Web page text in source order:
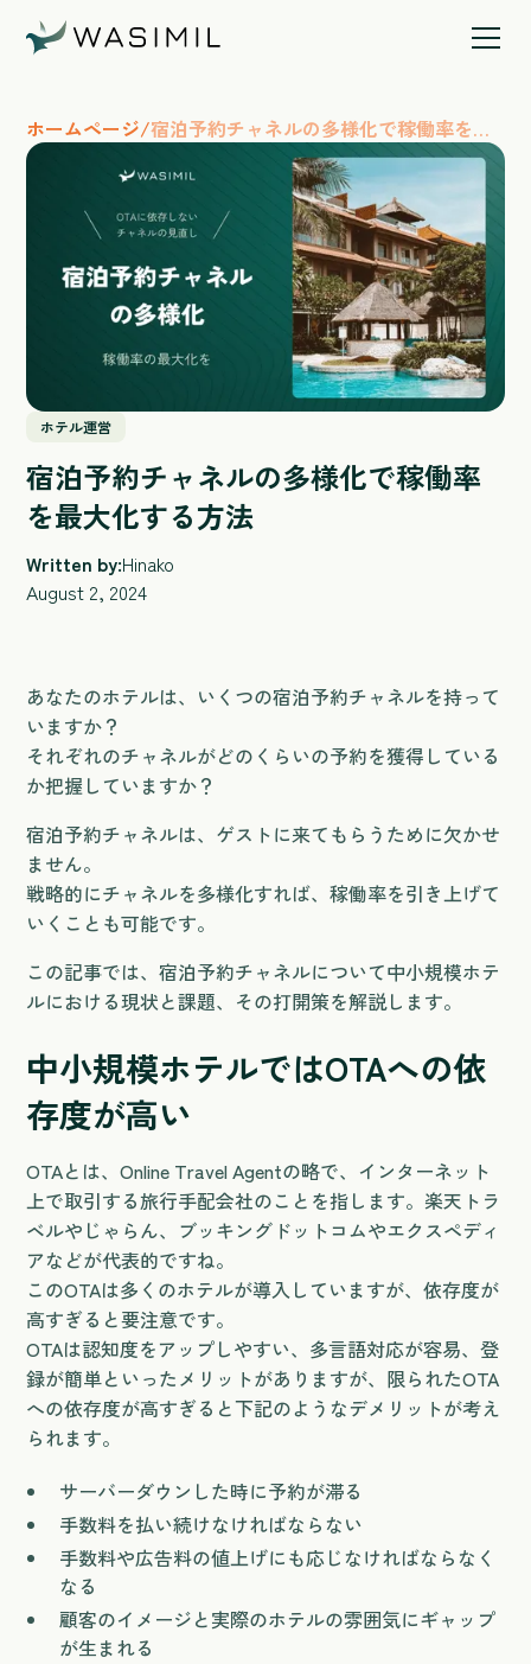
ホームページ/宿泊予約チャネルの多様化で稼働率を最
大化する方法
ホテル運営
宿泊予約チャネルの多様化で稼働率
を最大化する方法
Written by:Hinako
August 2, 2024
あなたのホテルは、いくつの宿泊予約チャネルを持って
いますか？
それぞれのチャネルがどのくらいの予約を獲得している
か把握していますか？
宿泊予約チャネルは、ゲストに来てもらうために欠かせ
ません。
戦略的にチャネルを多様化すれば、稼働率を引き上げて
いくことも可能です。
この記事では、宿泊予約チャネルについて中小規模ホテ
ルにおける現状と課題、その打開策を解説します。
中小規模ホテルではOTAへの依
存度が高い
OTAとは、Online Travel Agentの略で、インターネット
上で取引する旅行手配会社のことを指します。楽天トラ
ベルやじゃらん、ブッキングドットコムやエクスペディ
アなどが代表的ですね。
このOTAは多くのホテルが導入していますが、依存度が
高すぎると要注意です。
OTAは認知度をアップしやすい、多言語対応が容易、登
録が簡単といったメリットがありますが、限られたOTA
への依存度が高すぎると下記のようなデメリットが考え
られます。
サーバーダウンした時に予約が滞る
手数料を払い続けなければならない
手数料や広告料の値上げにも応じなければならなく
なる
顧客のイメージと実際のホテルの雰囲気にギャップ
が生まれる